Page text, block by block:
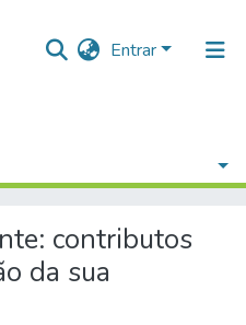
Entrar
O Corpo Adolescente: contributos para a compreensão da sua representação
contributos
da sua